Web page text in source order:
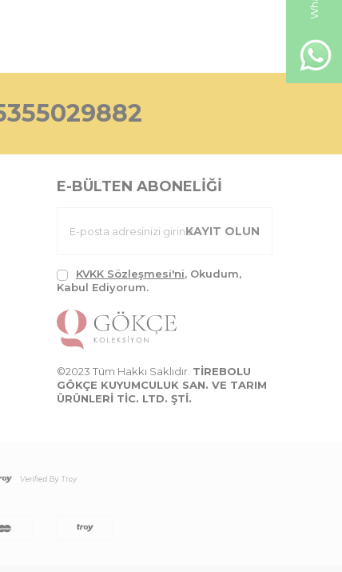
E-BÜLTEN ABONELIĞI
KAYIT OLUN
KVKK Sözleşmesi'ni, Okudum,
Kabul Ediyorum.
©2023 Tüm Hakkı Saklıdır. TİREBOLU
GÖKÇE KUYUMCULUK SAN. VE TARIM
ÜRÜNLERİ TİC. LTD. ŞTİ.